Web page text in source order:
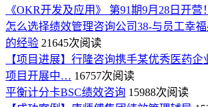
《OKR开发及应用》 第91期9月28日开营！
怎么选择绩效管理咨询公司38-与员工幸
的经验 21645次阅读
【项目进展】行隆咨询携手某优秀医药
项目开展中… 16757次阅读
平衡计分卡BSC绩效咨询 15988次阅读